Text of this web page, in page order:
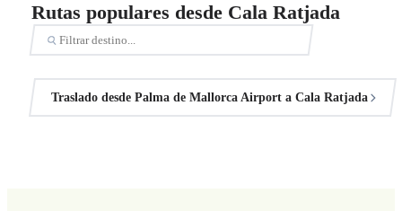
Rutas populares desde Cala Ratjada
Traslado desde Palma de Mallorca Airport a Cala Ratjada